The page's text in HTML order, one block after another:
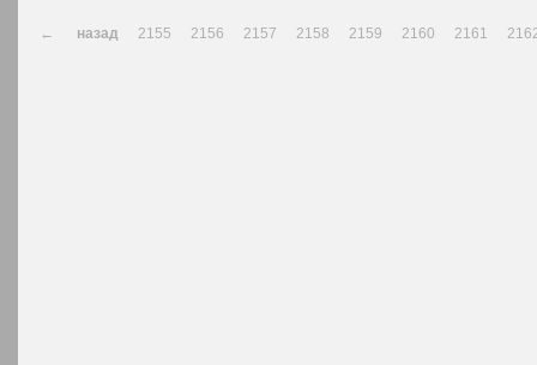
← назад 2155 2156 2157 2158 2159 2160 2161